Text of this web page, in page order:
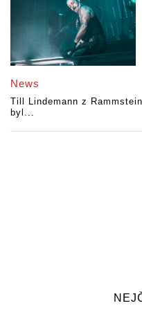
News
Till Lindemann z Rammstein
byl...